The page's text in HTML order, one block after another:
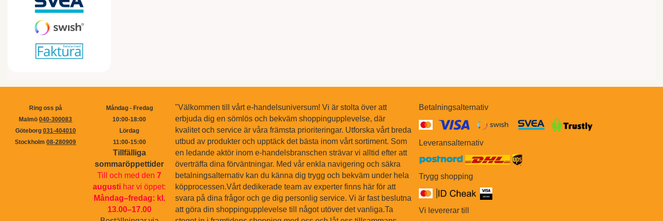
Ring oss på
Malmö040-300083
Göteborg 031-404010
Stockholm08-280909
Måndag - Fredag
10:00-18:00
Lördag
11:00-15:00
Tillfälliga
sommaröppettider
Till och med den7
augusti har vi öppet:
Måndag–fredag: kl.
13.00–17.00
"Välkommen till vårt e-handelsuniversum! Vi är stolta över att
erbjuda dig en sömlös och bekväm shoppingupplevelse, där
kvalitet och service är våra främsta prioriteringar. Utforska vårt breda
utbud av produkter och upptäck det bästa inom vårt sortiment. Som
en ledande aktör inom e-handelsbranschen strävar vi alltid efter att
överträffa dina förväntningar. Med vår enkla navigering och säkra
betalningsalternativ kan du känna dig trygg och bekväm under hela
köpprocessen.Vårt dedikerade team av experter finns här för att
svara på dina frågor och ge dig personlig service. Vi är fast beslutna
att göra din shoppingupplevelse till något utöver det vanliga.Ta
Betalningsalternativ
Leveransalternativ
Trygg shopping
Vi levererar till